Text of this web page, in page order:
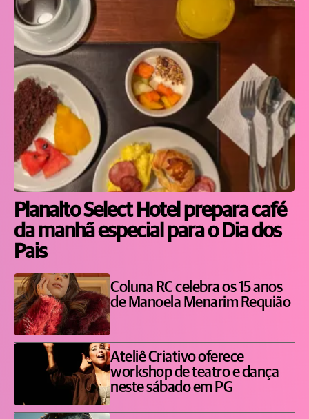
Planalto Select Hotel prepara café
da manhã especial para o Dia dos
Pais
Coluna RC celebra os 15 anos
de Manoela Menarim Requião
Ateliê Criativo oferece
workshop de teatro e dança
neste sábado em PG